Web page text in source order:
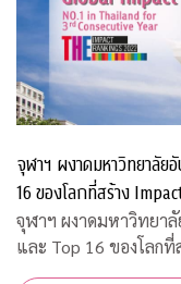
จุฬาฯ ผงาดมหาวิทยาลัย
16 ของโลกที่สร้าง
จุฬาฯ ผงาดมหาวิทยา
และ Top 16 ของโลก